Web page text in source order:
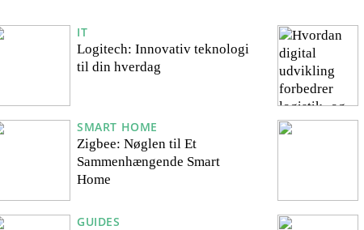
IT
Logitech: Innovativ teknologi
til din hverdag
SMART HOME
Zigbee: Nøglen til Et
Sammenhængende Smart
Home
GUIDES